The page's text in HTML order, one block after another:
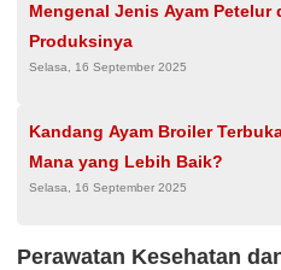
Mengenal Jenis Ayam Petelur
Produksinya
Selasa, 16 September 2025
Kandang Ayam Broiler
Mana yang Lebih Baik?
Selasa, 16 September 2025
Perawatan Kesehatan